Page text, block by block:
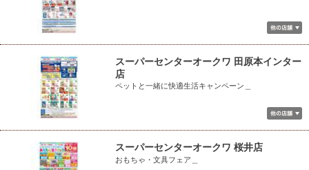
スーパーセンターオークワ 田原本インター
店
ペットと一緒に快適生活キャンペーン＿
スーパーセンターオークワ 桜井店
おもちゃ・文具フェア＿